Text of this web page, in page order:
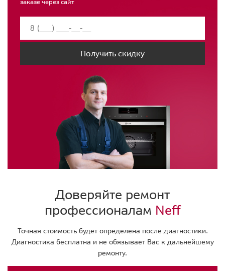
Получить скидку
Доверяйте ремонт
профессионалам Neff
Точная стоимость будет определена после диагностики.
Диагностика бесплатна и не обязывает Вас к дальнейшему
ремонту.